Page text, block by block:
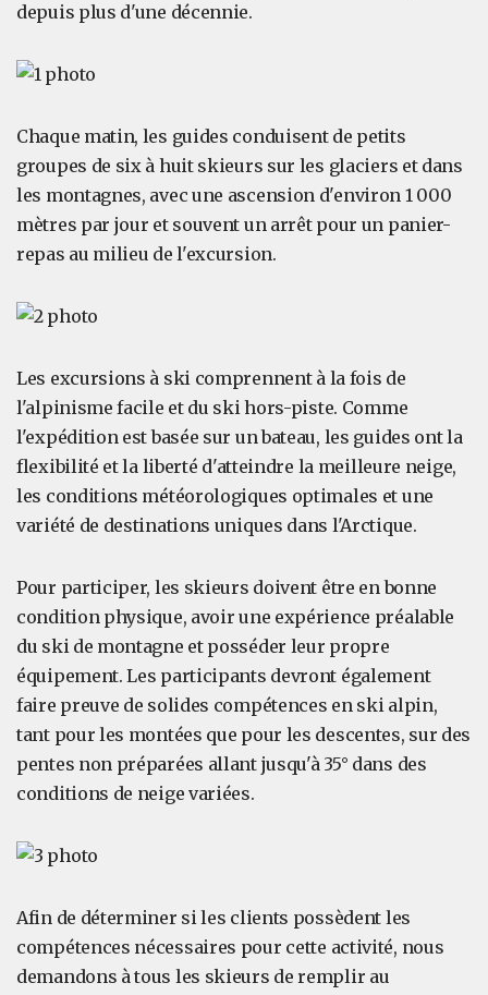
depuis plus d'une décennie.
Chaque matin, les guides conduisent de petits
groupes de six à huit skieurs sur les glaciers et dans
les montagnes, avec une ascension d'environ 1 000
mètres par jour et souvent un arrêt pour un panier-
repas au milieu de l'excursion.
Les excursions à ski comprennent à la fois de
l'alpinisme facile et du ski hors-piste. Comme
l'expédition est basée sur un bateau, les guides ont la
flexibilité et la liberté d'atteindre la meilleure neige,
les conditions météorologiques optimales et une
variété de destinations uniques dans l'Arctique.
Pour participer, les skieurs doivent être en bonne
condition physique, avoir une expérience préalable
du ski de montagne et posséder leur propre
équipement. Les participants devront également
faire preuve de solides compétences en ski alpin,
tant pour les montées que pour les descentes, sur des
pentes non préparées allant jusqu'à 35° dans des
conditions de neige variées.
Afin de déterminer si les clients possèdent les
compétences nécessaires pour cette activité, nous
demandons à tous les skieurs de remplir au